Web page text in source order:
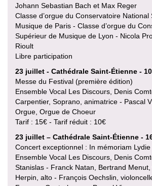
Johann Sebastian Bach et Max Reger
Classe d’orgue du Conservatoire National
Musique de Paris - Classe d’orgue du
Supérieur de Musique de Lyon - Nicola
Rioult
Libre participation
23 juillet - Cathédrale Saint-Étienne -
Messe du Festival (première édition)
Ensemble Vocal Les Discours, Denis
Carpentier, Soprano, animatrice - Pascal
Orgue, Orgue de Choeur
Tarif : 15€ - Tarif réduit : 10€
23 juillet – Cathédrale Saint-Étienne -
Concert exceptionnel : In mémoriam
Ensemble Vocal Les Discours, Denis
Stanislas - Franck Natan, Bertrand
Herpin, alto - François Oechslin,